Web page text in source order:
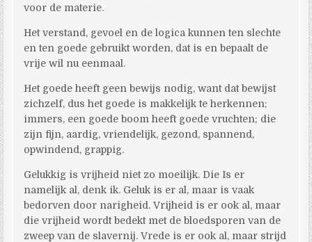
voor de materie.
Het verstand, gevoel en de logica kunnen ten slechte
en ten goede gebruikt worden, dat is en bepaalt de
vrije wil nu eenmaal.
Het goede heeft geen bewijs nodig, want dat bewijst
zichzelf, dus het goede is makkelijk te herkennen;
immers, een goede boom heeft goede vruchten; die
zijn fijn, aardig, vriendelijk, gezond, spannend,
opwindend, grappig.
Gelukkig is vrijheid niet zo moeilijk. Die Is er
namelijk al, denk ik. Geluk is er al, maar is vaak
bedorven door narigheid. Vrijheid is er ook al, maar
die vrijheid wordt bedekt met de bloedsporen van de
zweep van de slavernij. Vrede is er ook al, maar strijd